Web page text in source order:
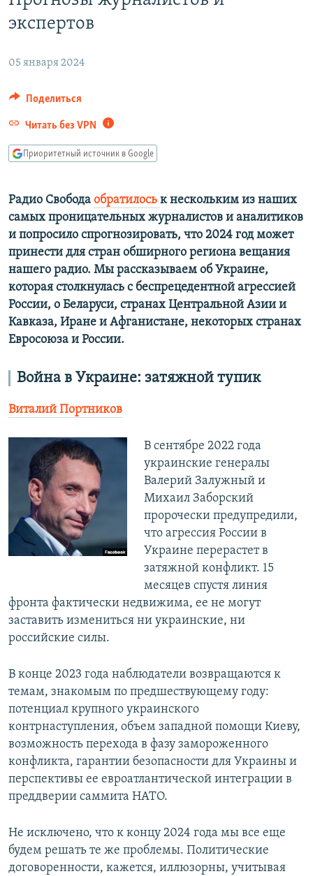
РАСПИСАНИЕ ВЕЩАНИЯ
ПОДПИШИТЕСЬ НА РАССЫЛКУ
экспертов
05 января 2024
Поделиться
Читать без VPN
Приоритетный источник в Google
Радио Свобода обратилось к нескольким из наших
самых проницательных журналистов и аналитиков
и попросило спрогнозировать, что 2024 год может
принести для стран обширного региона вещания
нашего радио. Мы рассказываем об Украине,
которая столкнулась с беспрецедентной агрессией
России, о Беларуси, странах Центральной Азии и
Кавказа, Иране и Афганистане, некоторых странах
Евросоюза и России.
Война в Украине: затяжной тупик
Виталий Портников
В сентябре 2022 года
украинские генералы
Валерий Залужный и
Михаил Заборский
пророчески предупредили,
что агрессия России в
Украине перерастет в
затяжной конфликт. 15
месяцев спустя линия
фронта фактически недвижима, ее не могут
заставить измениться ни украинские, ни
российские силы.
В конце 2023 года наблюдатели возвращаются к
темам, знакомым по предшествующему году:
потенциал крупного украинского
контрнаступления, объем западной помощи Киеву,
возможность перехода в фазу замороженного
конфликта, гарантии безопасности для Украины и
перспективы ее евроатлантической интеграции в
преддверии саммита НАТО.
Не исключено, что к концу 2024 года мы все еще
будем решать те же проблемы. Политические
договоренности, кажется, иллюзорны, учитывая